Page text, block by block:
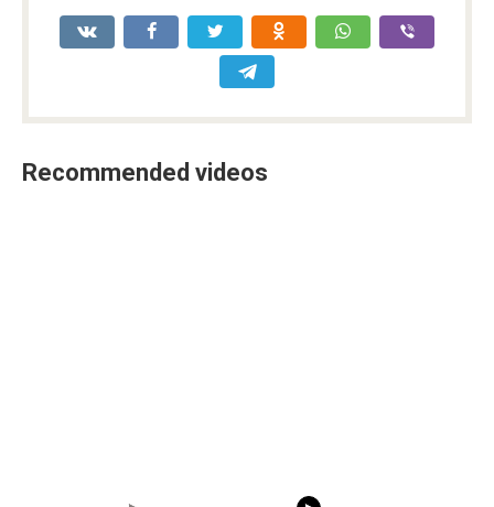
Recommended videos